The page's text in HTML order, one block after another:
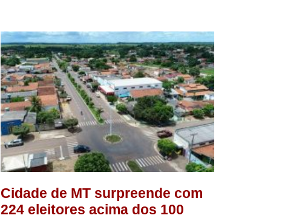
Cidade de MT surpreende com
224 eleitores acima dos 100